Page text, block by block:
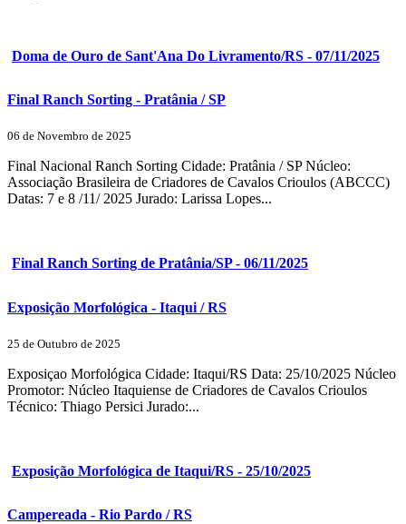
Doma de Ouro de Sant'Ana Do Livramento/RS - 07/11/2025
Final Ranch Sorting - Pratânia / SP
06 de Novembro de 2025
Final Nacional Ranch Sorting Cidade: Pratânia / SP Núcleo:
Associação Brasileira de Criadores de Cavalos Crioulos (ABCCC)
Datas: 7 e 8 /11/ 2025 Jurado: Larissa Lopes...
Final Ranch Sorting de Pratânia/SP - 06/11/2025
Exposição Morfológica - Itaqui / RS
25 de Outubro de 2025
Exposiçao Morfológica Cidade: Itaqui/RS Data: 25/10/2025 Núcleo
Promotor: Núcleo Itaquiense de Criadores de Cavalos Crioulos
Técnico: Thiago Persici Jurado:...
Exposição Morfológica de Itaqui/RS - 25/10/2025
Campereada - Rio Pardo / RS